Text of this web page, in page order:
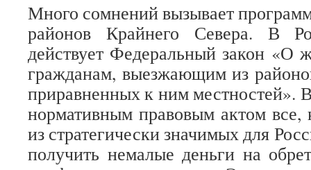
Много сомнений вызывает
районов Крайнего Севера. В
действует Федеральный закон «О
гражданам, выезжающим из
приравненных к ним местностей».
нормативным правовым актом все,
из стратегически значимых для
получить немалые деньги на